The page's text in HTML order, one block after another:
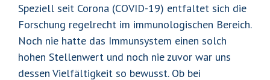
Speziell seit Corona (COVID-19) entfaltet sich die
Forschung regelrecht im immunologischen Bereich.
Noch nie hatte das Immunsystem einen solch
hohen Stellenwert und noch nie zuvor war uns
dessen Vielfältigkeit so bewusst. Ob bei